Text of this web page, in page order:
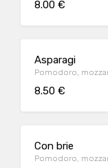
8.00 €
Asparagi
Pomodoro,
8.50 €
Con brie
Pomodoro,